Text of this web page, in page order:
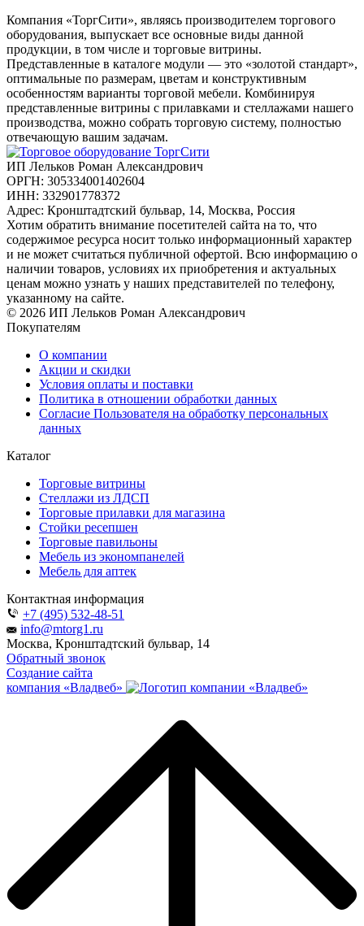
Компания «ТоргСити», являясь производителем торгового
оборудования, выпускает все основные виды данной
продукции, в том числе и торговые витрины.
Представленные в каталоге модули — это «золотой стандарт»,
оптимальные по размерам, цветам и конструктивным
особенностям варианты торговой мебели. Комбинируя
представленные витрины с прилавками и стеллажами нашего
производства, можно собрать торговую систему, полностью
отвечающую вашим задачам.
ИП Лельков Роман Александрович
ОРГН: 305334001402604
ИНН: 332901778372
Адрес: Кронштадтский бульвар, 14, Москва, Россия
Хотим обратить внимание посетителей сайта на то, что
содержимое ресурса носит только информационный характер
и не может считаться публичной офертой. Всю информацию о
наличии товаров, условиях их приобретения и актуальных
ценам можно узнать у наших представителей по телефону,
указанному на сайте.
© 2026 ИП Лельков Роман Александрович
Покупателям
О компании
Акции и скидки
Условия оплаты и поставки
Политика в отношении обработки данных
Согласие Пользователя на обработку персональных
данных
Каталог
Торговые витрины
Стеллажи из ЛДСП
Торговые прилавки для магазина
Стойки ресепшен
Торговые павильоны
Мебель из экономпанелей
Мебель для аптек
Контактная информация
+7 (495) 532-48-51
info@mtorg1.ru
Москва, Кронштадтский бульвар, 14
Обратный звонок
Создание сайта
компания «Владвеб»